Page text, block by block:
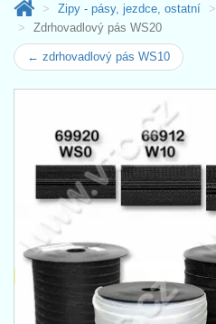
Zipy - pásy, jezdce, ostatní
Zdrhovadlový pás WS20
← zdrhovadlový pás WS10